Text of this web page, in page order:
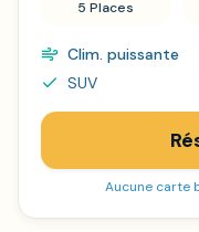
5 Places
Clim. puissante
SUV
Aucune carte